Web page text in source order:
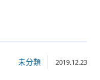
未分類 2019.12.23